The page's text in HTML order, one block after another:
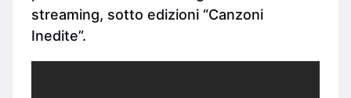
streaming, sotto edizioni “Canzoni
Inedite”.